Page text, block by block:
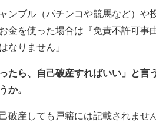
ンブル（パチンコや競馬など）
金を使った場合は『免責不許可事
なりません」
たら、自己破産すればいい」と言
か。
破産しても戸籍には記載されませ